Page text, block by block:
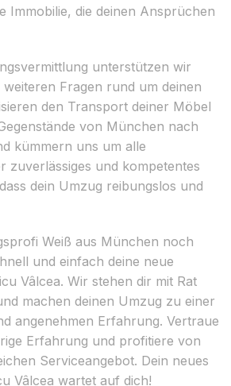
Immobilie, die deinen Ansprüchen
unterstützen wir
Fragen rund um deinen
den Transport deiner Möbel
von München nach
kümmern uns um alle
zuverlässiges und kompetentes
dein Umzug reibungslos und
Weiß aus München noch
und einfach deine neue
Vâlcea. Wir stehen dir mit Rat
machen deinen Umzug zu einer
angenehmen Erfahrung. Vertraue
Erfahrung und profitiere von
Serviceangebot. Dein neues
Vâlcea wartet auf dich!